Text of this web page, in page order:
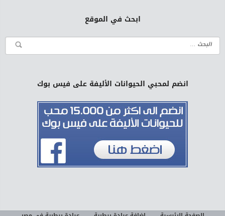
ابحث في الموقع
انضم لمحبي الحيوانات الأليفة على فيس بوك